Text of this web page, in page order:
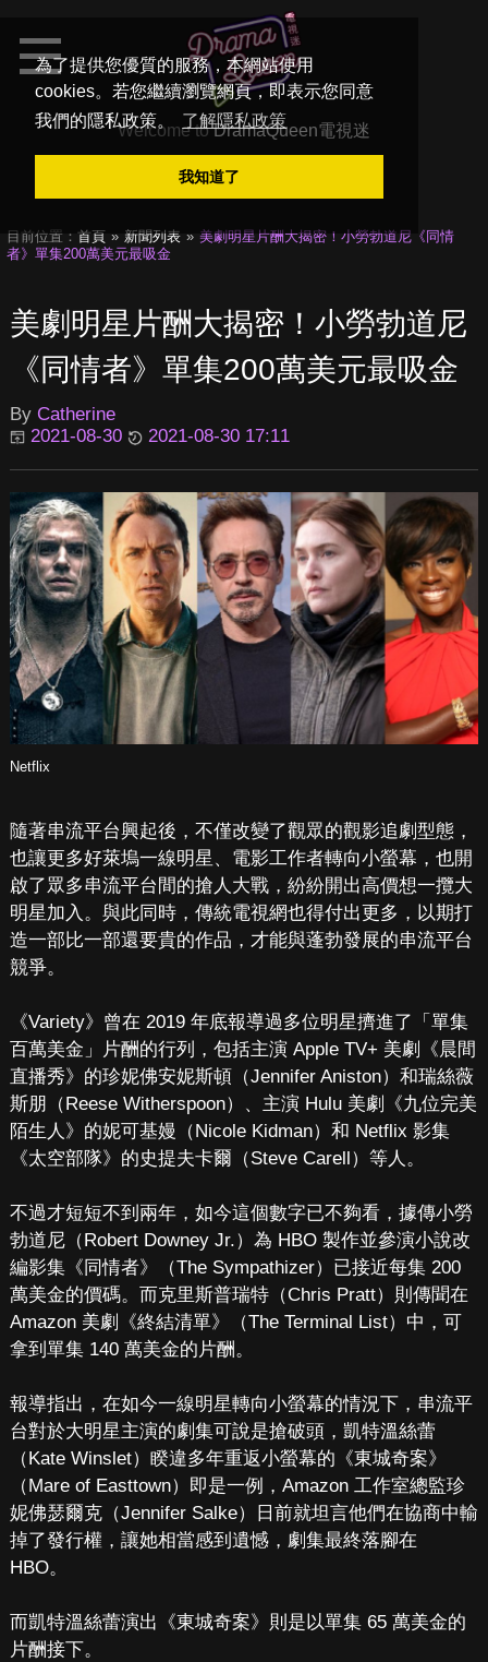
為了提供您優質的服務，本網站使用
cookies。若您繼續瀏覽網頁，即表示您同意
我們的隱私政策。
了解隱私政策
我知道了
Welcome toDramaQueen電視迷
目前位置： 首頁 新聞列表
美劇明星片酬大揭密！小勞勃道尼《同情
者》單集200萬美元最吸金
美劇明星片酬大揭密！小勞勃道尼
《同情者》單集200萬美元最吸金
By Catherine
2021-08-30
2021-08-30 17:11
Netflix
隨著串流平台興起後，不僅改變了觀眾的觀影追劇型態，
也讓更多好萊塢一線明星、電影工作者轉向小螢幕，也開
啟了眾多串流平台間的搶人大戰，紛紛開出高價想一攬大
明星加入。與此同時，傳統電視網也得付出更多，以期打
造一部比一部還要貴的作品，才能與蓬勃發展的串流平台
競爭。
《Variety》曾在 2019 年底報導過多位明星擠進了「單集
百萬美金」片酬的行列，包括主演 Apple TV+ 美劇《晨間
直播秀》的珍妮佛安妮斯頓（Jennifer Aniston）和瑞絲薇
斯朋（Reese Witherspoon）、主演 Hulu 美劇《九位完美
陌生人》的妮可基嫚（Nicole Kidman）和 Netflix 影集
《太空部隊》的史提夫卡爾（Steve Carell）等人。
不過才短短不到兩年，如今這個數字已不夠看，據傳小勞
勃道尼（Robert Downey Jr.）為 HBO 製作並參演小說改
編影集《同情者》（The Sympathizer）已接近每集 200
萬美金的價碼。而克里斯普瑞特（Chris Pratt）則傳聞在
Amazon 美劇《終結清單》（The Terminal List）中，可
拿到單集 140 萬美金的片酬。
報導指出，在如今一線明星轉向小螢幕的情況下，串流平
台對於大明星主演的劇集可說是搶破頭，凱特溫絲蕾
（Kate Winslet）睽違多年重返小螢幕的《東城奇案》
（Mare of Easttown）即是一例，Amazon 工作室總監珍
妮佛瑟爾克（Jennifer Salke）日前就坦言他們在協商中輸
掉了發行權，讓她相當感到遺憾，劇集最終落腳在
HBO。
而凱特溫絲蕾演出《東城奇案》則是以單集 65 萬美金的
片酬接下。